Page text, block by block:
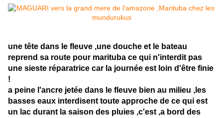
une tête dans le fleuve ,une douche et le bateau
reprend sa route pour marituba ce qui n'interdit pas
une sieste réparatrice car la journée est loin d'être finie
!
a peine l'ancre jetée dans le fleuve bien au milieu ,les
basses eaux interdisent toute approche de ce qui est
un lac durant la saison des pluies ,c'est ,a bord des